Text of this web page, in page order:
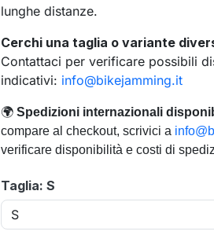
lunghe distanze.
Cerchi una taglia o variante
Contattaci per verificare possibili
indicativi: info@bikejamming.it
🌍 Spedizioni internazionali
compare al checkout, scrivici a
verificare disponibilità e costi di
Taglia: S